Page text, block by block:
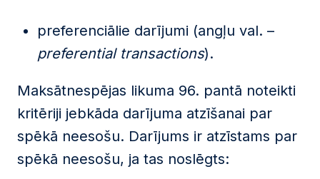
preferenciālie darījumi (angļu val. –
preferential transactions).
Maksātnespējas likuma 96. pantā noteikti
kritēriji jebkāda darījuma atzīšanai par
spēkā neesošu. Darījums ir atzīstams par
spēkā neesošu, ja tas noslēgts: